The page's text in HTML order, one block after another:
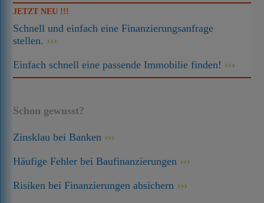
JETZT NEU !!!
Schnell und einfach eine Finanzierungsanfrage
stellen.
Einfach schnell eine passende Immobilie finden!
Schon gewusst?
Zinsklau bei Banken
Häufige Fehler bei Baufinanzierungen
Risiken bei Finanzierungen absichern